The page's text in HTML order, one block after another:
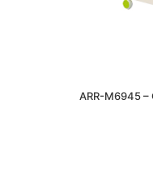
ARR-M6945 –